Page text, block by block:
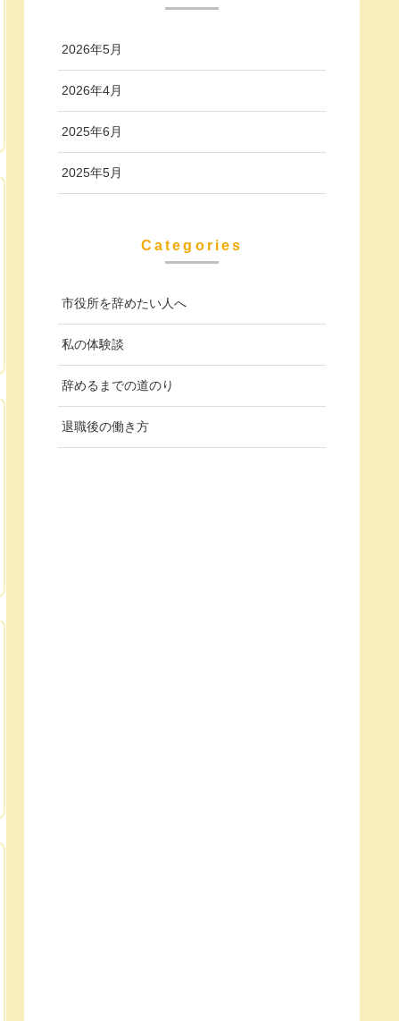
2026年5月
2026年4月
2025年6月
2025年5月
Categories
市役所を辞めたい人へ
私の体験談
辞めるまでの道のり
退職後の働き方